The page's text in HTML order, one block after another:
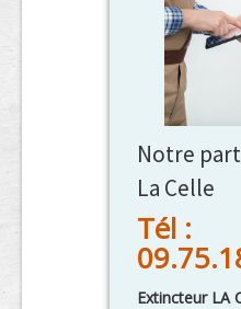
Notre
La Celle
Tél :
Extincteur LA